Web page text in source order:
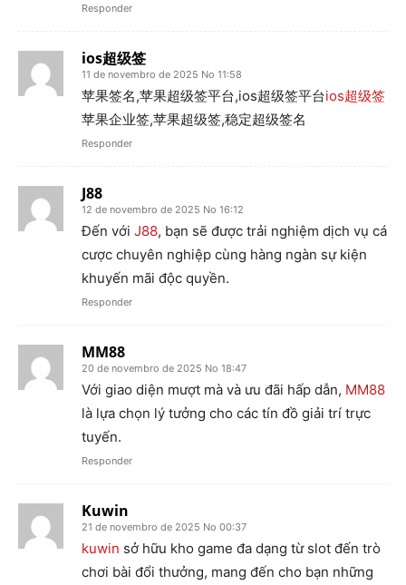
Responder
ios超级签
11 de novembro de 2025 No 11:58
苹果签名,苹果超级签平台,ios超级签平台ios超级签
苹果企业签,苹果超级签,稳定超级签名
Responder
J88
12 de novembro de 2025 No 16:12
Đến với J88, bạn sẽ được trải nghiệm dịch vụ cá
cược chuyên nghiệp cùng hàng ngàn sự kiện
khuyến mãi độc quyền.
Responder
MM88
20 de novembro de 2025 No 18:47
Với giao diện mượt mà và ưu đãi hấp dẫn, MM88
là lựa chọn lý tưởng cho các tín đồ giải trí trực
tuyến.
Responder
Kuwin
21 de novembro de 2025 No 00:37
kuwin sở hữu kho game đa dạng từ slot đến trò
chơi bài đổi thưởng, mang đến cho bạn những